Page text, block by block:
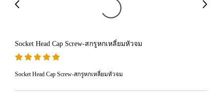
Socket Head Cap Screw-สกรูหกเหลี่ยมหัวจม
Socket Head Cap Screw-สกรูหกเหลี่ยมหัวจม